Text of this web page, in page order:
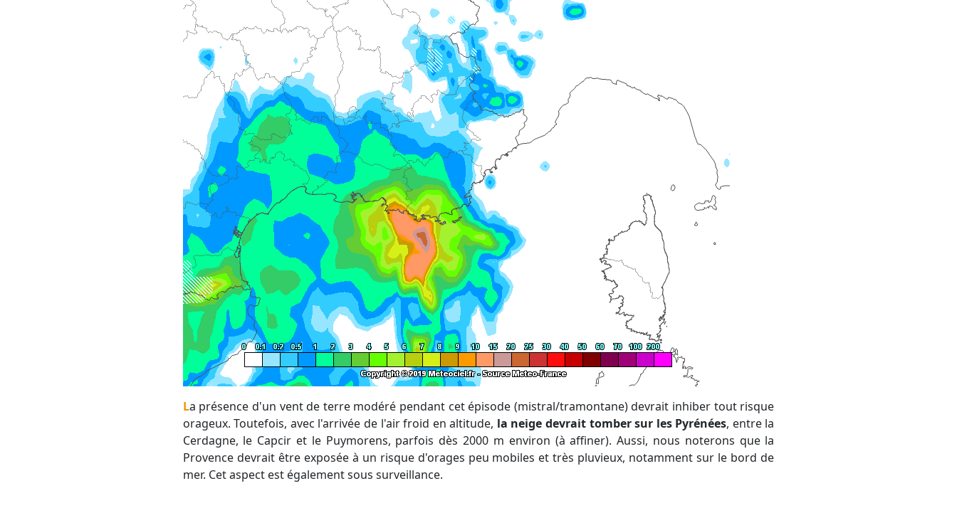
La présence d'un vent de terre modéré pendant cet épisode (mistral/tramontane) devrait inhiber tout risque
orageux. Toutefois, avec l'arrivée de l'air froid en altitude, la neige devrait tomber sur les Pyrénées, entre la
Cerdagne, le Capcir et le Puymorens, parfois dès 2000 m environ (à affiner). Aussi, nous noterons que la
Provence devrait être exposée à un risque d'orages peu mobiles et très pluvieux, notamment sur le bord de
mer. Cet aspect est également sous surveillance.